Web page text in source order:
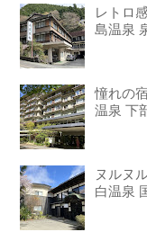
レトロ
島温泉
憧れの
温泉 下
ヌルヌ
白温泉